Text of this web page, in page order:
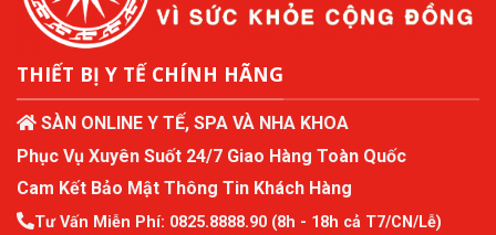
THIẾT BỊ Y TẾ CHÍNH HÃNG
SÀN ONLINE Y TẾ, SPA VÀ NHA KHOA
Phục Vụ Xuyên Suốt 24/7 Giao Hàng Toàn Quốc
Cam Kết Bảo Mật Thông Tin Khách Hàng
Tư Vấn Miễn Phí: 0825.8888.90 (8h - 18h cả T7/CN/Lễ)